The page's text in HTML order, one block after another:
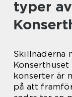
typer
Skillnaderna
konserter är
på att